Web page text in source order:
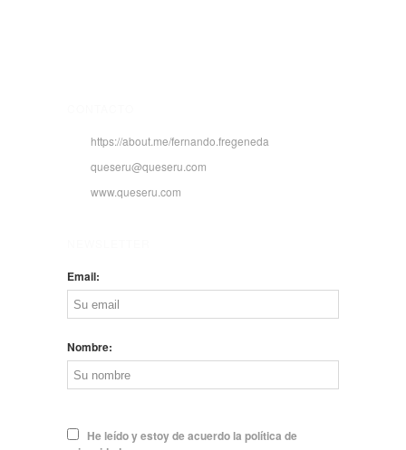
https://about.me/fernando.fregeneda
queseru@queseru.com
www.queseru.com
Email:
Nombre:
He leído y estoy de acuerdo la política de